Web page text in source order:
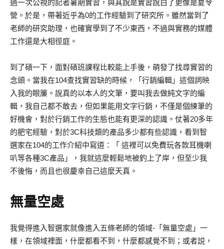
過一次公視的記者暑期實習，與其說是實習說白了更像是夏令
營。於是，帶著近乎為0的工作經驗到了研究所。雖然當到了
老師的研究助理，也確實學到了不少東西，不過與實務的媒體
工作還是大相徑庭。
到了碩一下，面對碩班課程比較能上手後，萌發了找尋實習的
念頭。當我在104查找實習缺的時候，「行銷編輯」這個詞映
入我的眼簾。說真的以本人的文筆，要叫我去做純文字的編
輯，我自己都不敢去，但如果能用文字行銷，不僅是個練筆的
好機會，對於行銷工作的生態也能有更深的認識。仗著20多年
的肥宅經驗，對於3C科技類的產品多少都有些認識，看到智
選家在104的工作介紹中寫道：「 這裡可以免費玩各款耳機喇
叭等各種3C產品」，我就這麼輕鬆地被釣上了岸，但至少我
不後悔，而且也很慶幸自己這麼天真。
無量空處
我覺得進入智選家就像進入五條老師的領域-「無量空處」一
樣，在領域裡面，什麼都看不到，什麼都感覺不到；或者説，